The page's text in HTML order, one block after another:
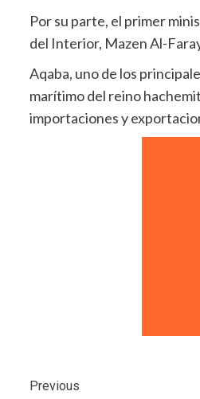
Por su parte, el primer
del Interior, Mazen Al-
Aqaba, uno de los
marítimo del reino
importaciones y
Previous